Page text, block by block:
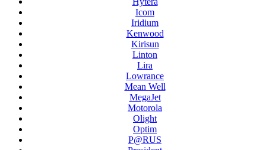
Icom
Iridium
Kenwood
Kirisun
Linton
Lira
Lowrance
Mean Well
MegaJet
Motorola
Olight
Optim
P@RUS